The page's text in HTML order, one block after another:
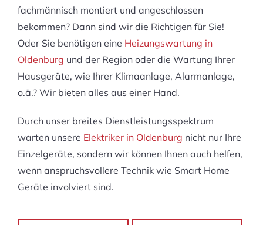
fachmännisch montiert und angeschlossen
bekommen? Dann sind wir die Richtigen für Sie!
Oder Sie benötigen eine Heizungswartung in
Oldenburg und der Region oder die Wartung Ihrer
Hausgeräte, wie Ihrer Klimaanlage, Alarmanlage,
o.ä.? Wir bieten alles aus einer Hand.
Durch unser breites Dienstleistungsspektrum
warten unsere Elektriker in Oldenburg nicht nur Ihre
Einzelgeräte, sondern wir können Ihnen auch helfen,
wenn anspruchsvollere Technik wie Smart Home
Geräte involviert sind.